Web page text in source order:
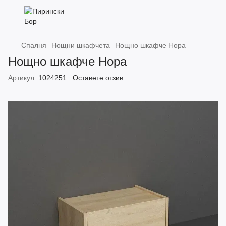
Спалня Нощни шкафчета Нощно шкафче Нора
Нощно шкафче Нора
Артикул: 1024251 Оставете отзив